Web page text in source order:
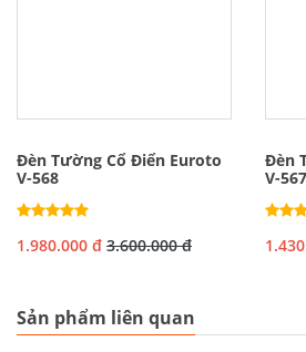
Đèn Tường Cổ Điển Euroto
V-568
1.980.000 đ 3.600.000 đ
Đèn
V-567
Sản phẩm liên quan